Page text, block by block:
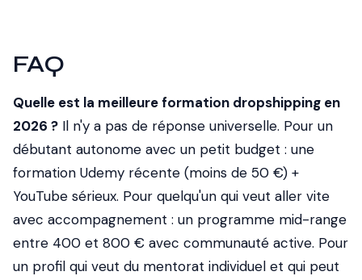
FAQ
Quelle est la meilleure formation dropshipping en
2026 ? Il n'y a pas de réponse universelle. Pour un
débutant autonome avec un petit budget : une
formation Udemy récente (moins de 50 €) +
YouTube sérieux. Pour quelqu'un qui veut aller vite
avec accompagnement : un programme mid-range
entre 400 et 800 € avec communauté active. Pour
un profil qui veut du mentorat individuel et qui peut